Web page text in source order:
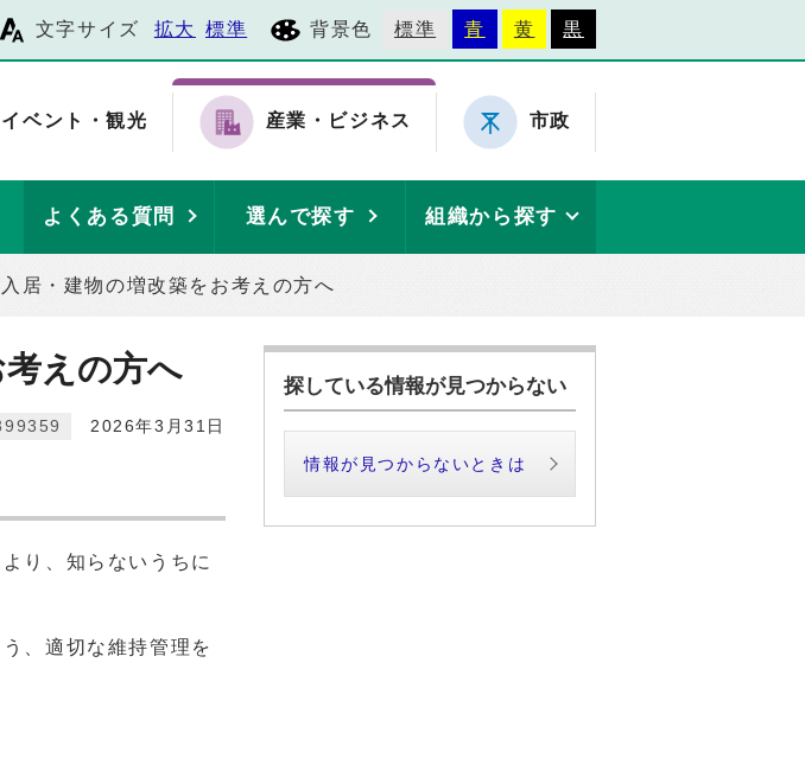
文字サイズ 拡大 標準 背景色 標準 青 黄 黒
イベント・観光 産業・ビジネス 市政
よくある質問 選んで探す 組織から探す
居・建物の増改築をお考えの方へ
えの方へ
2026年3月31日
り、知らないうちに
、適切な維持管理を
探している情報が見つからない
情報が見つからないときは